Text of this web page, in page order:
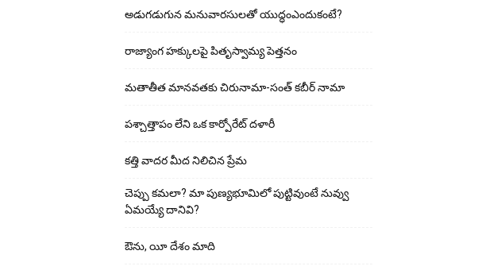
అడుగ‌డుగున మ‌నువార‌సుల‌తో యుద్ధంఎందుకంటే?
రాజ్యాంగ హక్కులపై పితృస్వామ్య పెత్తనం
మతాతీత మానవతకు చిరునామా-సంత్ కబీర్ నామా
పశ్చాత్తాపం లేని ఒక కార్పోరేట్ దళారీ
కత్తి వాదర మీద నిలిచిన ప్రేమ
చెప్పు క‌మ‌లా? మా పుణ్యభూమిలో పుట్టివుంటే నువ్వు
ఏమయ్యే దానివి?
ఔను, యీ దేశం మాది